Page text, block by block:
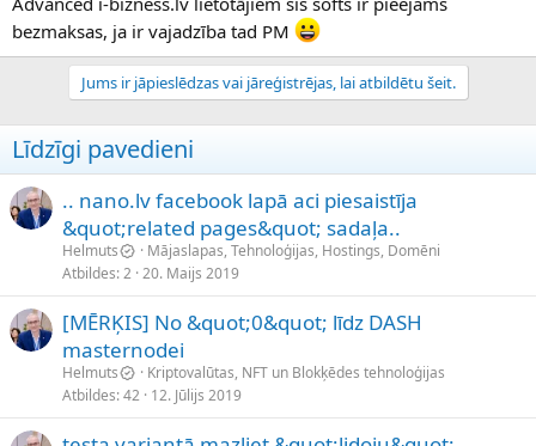
bezmaksas, ja ir vajadzība tad PM
Jums ir jāpieslēdzas vai jāreģistrējas, lai atbildētu šeit.
Līdzīgi pavedieni
.. nano.lv facebook lapā aci piesaistīja
&quot;related pages&quot; sadaļa..
Helmuts
Mājaslapas, Tehnoloģijas, Hostings, Domēni
Atbildes 2 20. Maijs 2019
[MĒRĶIS] No &quot;0&quot; līdz DASH
masternodei
Helmuts
Kriptovalūtas, NFT un Blokķēdes tehnoloģijas
Atbildes 42 12. Jūlijs 2019